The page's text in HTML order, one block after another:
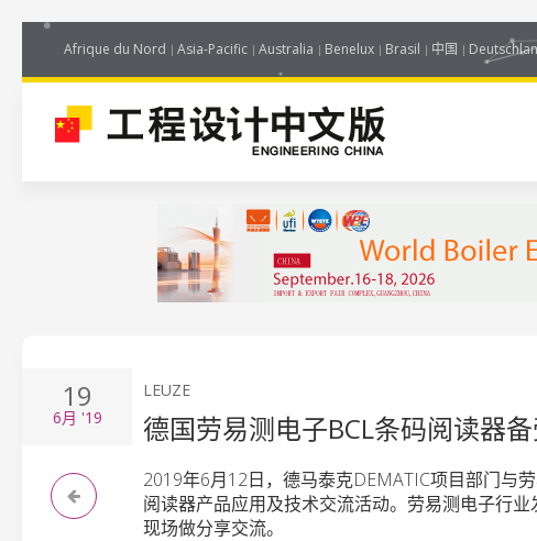
Afrique du Nord Asia-Pacific Australia Benelux Brasil 中国
19
6月 '19
LEUZE
德国劳易测电子BCL条码阅读器
2019年6月12日，德马泰克DEMATIC项目部门与
阅读器产品应用及技术交流活动。劳易测电子行
现场做分享交流。